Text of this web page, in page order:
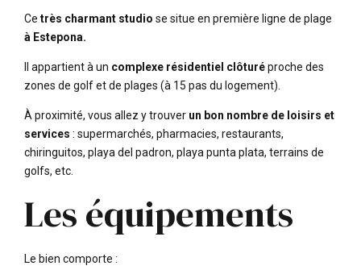
Ce très charmant studio se situe en première ligne de plage
à Estepona.
Il appartient à un complexe résidentiel clôturéproche des
zones de golf et de plages (à 15 pas du logement).
À proximité, vous allez y trouver un bon nombre de loisirs et
services : supermarchés, pharmacies, restaurants,
chiringuitos, playa del padron, playa punta plata, terrains de
golfs, etc.
Les équipements
Le bien comporte :